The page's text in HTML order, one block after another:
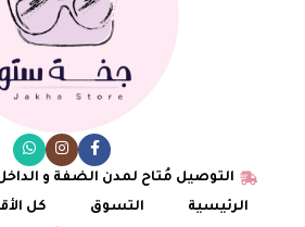
التوصيل مُتاح لمدن الضفة و
الرئيسية
التسوق كل